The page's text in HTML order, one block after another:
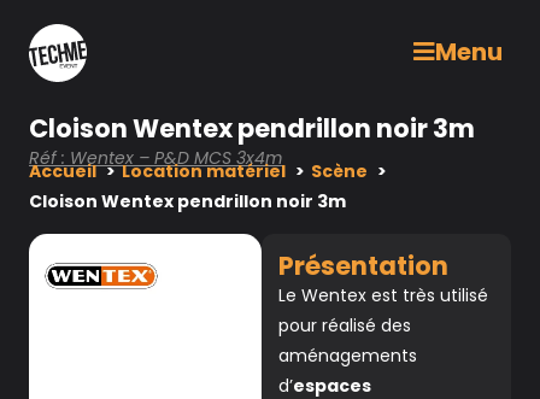
Menu
Cloison Wentex pendrillon noir 3m
Réf : Wentex – P&D MCS 3x4m
Accueil Location matériel
Scène
Cloison Wentex pendrillon noir 3m
Présentation
Le Wentex est très utilisé
pour réalisé des
aménagements
d’espaces